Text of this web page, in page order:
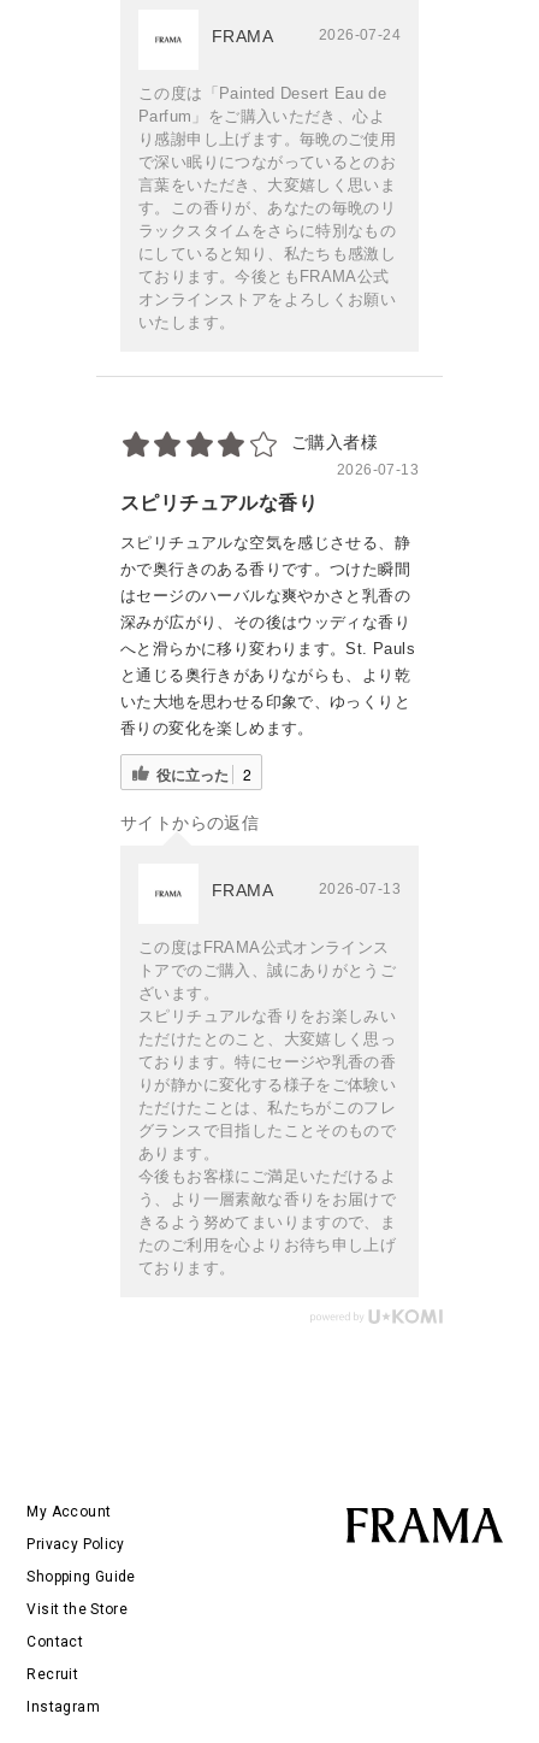
FRAMA 2026-07-24
この度は「Painted Desert Eau de
Parfum」をご購入いただき、心よ
り感謝申し上げます。毎晩のご使用
で深い眠りにつながっているとのお
言葉をいただき、大変嬉しく思いま
す。この香りが、あなたの毎晩のリ
ラックスタイムをさらに特別なもの
にしていると知り、私たちも感激し
ております。今後ともFRAMA公式
オンラインストアをよろしくお願い
いたします。
ご購入者様
2026-07-13
スピリチュアルな香り
スピリチュアルな空気を感じさせる、静
かで奥行きのある香りです。つけた瞬間
はセージのハーバルな爽やかさと乳香の
深みが広がり、その後はウッディな香り
へと滑らかに移り変わります。St. Pauls
と通じる奥行きがありながらも、より乾
いた大地を思わせる印象で、ゆっくりと
香りの変化を楽しめます。
役に立った 2
サイトからの返信
FRAMA 2026-07-13
この度はFRAMA公式オンラインス
トアでのご購入、誠にありがとうご
ざいます。
スピリチュアルな香りをお楽しみい
ただけたとのこと、大変嬉しく思っ
ております。特にセージや乳香の香
りが静かに変化する様子をご体験い
ただけたことは、私たちがこのフレ
グランスで目指したことそのもので
あります。
今後もお客様にご満足いただけるよ
う、より一層素敵な香りをお届けで
きるよう努めてまいりますので、ま
たのご利用を心よりお待ち申し上げ
ております。
My Account
Privacy Policy
Shopping Guide
Visit the Store
Contact
Recruit
Instagram